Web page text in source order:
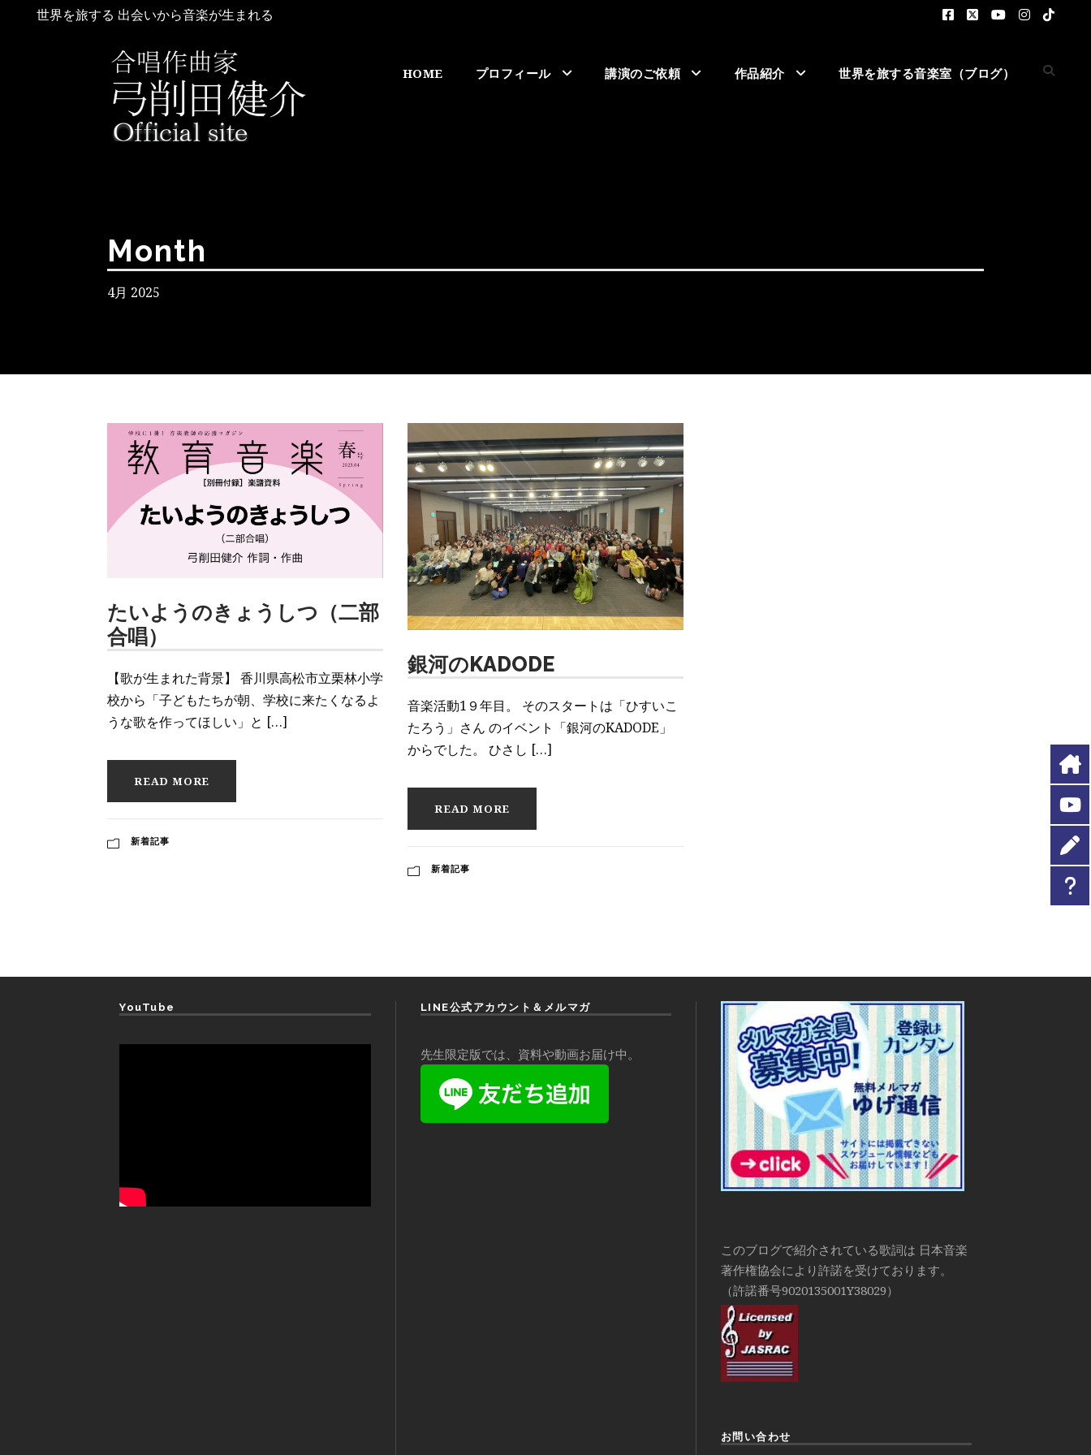
世界を旅する 出会いから音楽が生まれる
HOME プロフィール 講演のご依頼 作品紹介 世界を旅する音楽室（ブログ）
Month
4月 2025
たいようのきょうしつ（二部
合唱）
【歌が生まれた背景】 香川県高松市立栗林小学
校から「子どもたちが朝、学校に来たくなるよ
うな歌を作ってほしい」と […]
READ MORE
新着記事
銀河のKADODE
音楽活動1９年目。 そのスタートは「ひすいこ
たろう」さん のイベント「銀河のKADODE」
からでした。 ひさし […]
READ MORE
新着記事
YouTube LINE公式アカウント＆メルマガ
先生限定版では、資料や動画お届け中。
このブログで紹介されている歌詞は 日本音楽
著作権協会により許諾を受けております。
（許諾番号9020135001Y38029）
お問い合わせ